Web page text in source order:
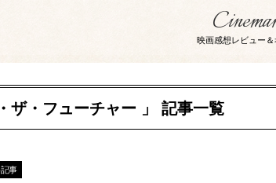
映画感想レビュー＆
ザ・フューチャー 」 記事一覧
事